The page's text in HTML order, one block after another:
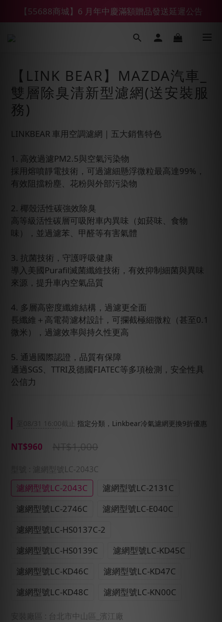
【鑽石熊/金熊新客首購限定】優惠搭車金
【55688商城】6 月年中慶滿額贈品發送延遲公告
【鑽石熊/金熊新客首購限定】優惠搭車金
【LINK BEAR】MAZDA汽車_
雙層除臭清新型濾網(送安裝服
務)
LINKBEAR 車用空調濾網｜五大銷售特色
1. 高效過濾PM2.5與空氣污染物
採用熔噴靜電技術，可過濾細懸浮微粒最高達99%，
有效阻擋粉塵、花粉與外部污染物
2. 椰殼活性碳強效除臭
高等級活性碳層可吸附車內異味（如菸味、食物
味），並過濾苯、甲醛等有害氣體
3. 抗菌技術，守護呼吸健康
導入美國Purafil滅菌纖維技術，有效抑制細菌與異味
來源，提升車內空氣品質
4. 多層高密度纖維結構，過濾更全面
長纖維＋高電荷濾材設計，可攔截極細微粒（甚至0.1
微米），過濾效率與持久性更高
5. 通過國際認證，品質有保障
通過SGS、TTRI及德國FIATEC等多項檢測，安全性具
公信力
08/31 16:00截止 指定分類，Linkbear冷氣濾網更換9折優惠
NT$1,000
NT$960
: 濾網型號LC-2043C
濾網型號LC-2043C
濾網型號LC-2131C
濾網型號LC-2746C
濾網型號LC-E040C
濾網型號LC-HS0137C-2
濾網型號LC-HS0139C
濾網型號LC-KD45C
濾網型號LC-KD46C
濾網型號LC-KD47C
濾網型號LC-KD48C
濾網型號LC-KN00C
安裝廠區 : 台北市中山區_濱江廠